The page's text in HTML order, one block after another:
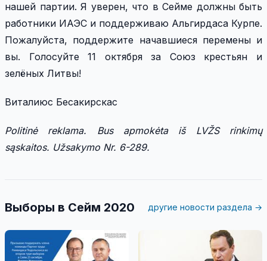
нашей партии. Я уверен, что в Сейме должны быть
работники ИАЭС и поддерживаю Альгирдаса Курпе.
Пожалуйста, поддержите начавшиеся перемены и
вы. Голосуйте 11 октября за Союз крестьян и
зелёных Литвы!
Виталиюс Бесакирскас
Politinė reklama. Bus apmokėta iš LVŽS rinkimų
sąskaitos. Užsakymo Nr. 6-289.
Выборы в Сейм 2020 другие новости раздела →